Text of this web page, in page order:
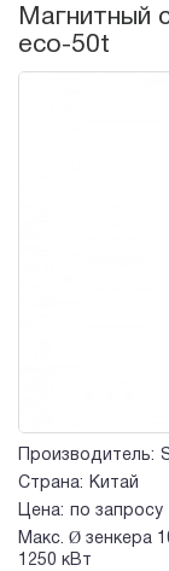
Магнитный
eco-50t
Производитель:
Страна:
Китай
Цена:
по запросу
Макс. Ø зенкера
1250 кВт